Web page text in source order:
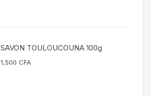
SAVON TOULOUCOUNA 100g
1,500CFA